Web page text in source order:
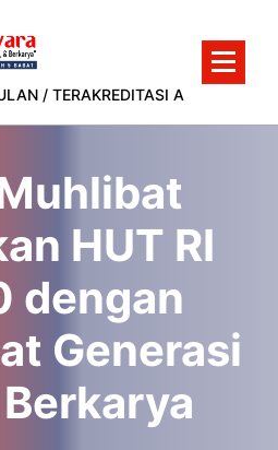
/ TERAKREDITASI A
HUT RI
dengan
Generasi